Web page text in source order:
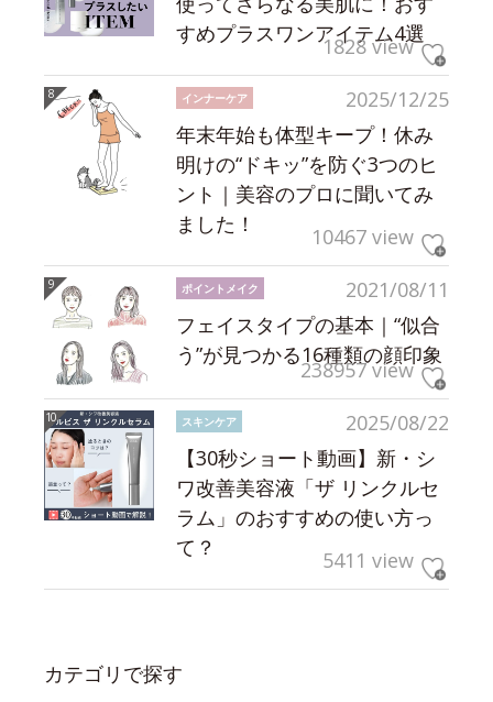
すめプラスワンアイテム4選
1828 view
2025/12/25
インナーケア
年末年始も体型キープ！休み
明けの“ドキッ”を防ぐ3つのヒ
ント｜美容のプロに聞いてみ
ました！
10467 view
2021/08/11
ポイントメイク
フェイスタイプの基本｜“似合
う”が見つかる16種類の顔印象
238957 view
2025/08/22
スキンケア
【30秒ショート動画】新・シ
ワ改善美容液「ザ リンクルセ
ラム」のおすすめの使い方っ
て？
5411 view
カテゴリで探す